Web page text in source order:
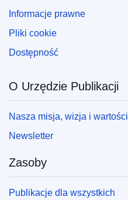
Informacje prawne
Pliki cookie
Dostępność
O Urzędzie Publikacji
Nasza misja, wizja i wartości
Newsletter
Zasoby
Publikacje dla wszystkich